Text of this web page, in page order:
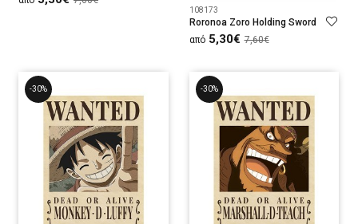
108173
Roronoa Zoro Holding Sword
από 5,30€ 7,60€
-30% -30%